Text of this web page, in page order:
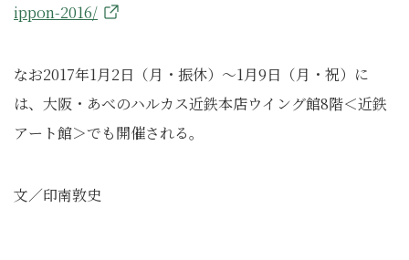
ippon-2016/
なお2017年1月2日（月・振休）～1月9日（月・祝）に
は、大阪・あべのハルカス近鉄本店ウイング館8階＜近鉄
アート館＞でも開催される。
文／印南敦史